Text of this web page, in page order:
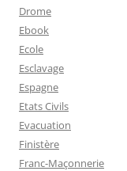
Drome
Ebook
Ecole
Esclavage
Espagne
Etats Civils
Evacuation
Finistère
Franc-Maçonnerie